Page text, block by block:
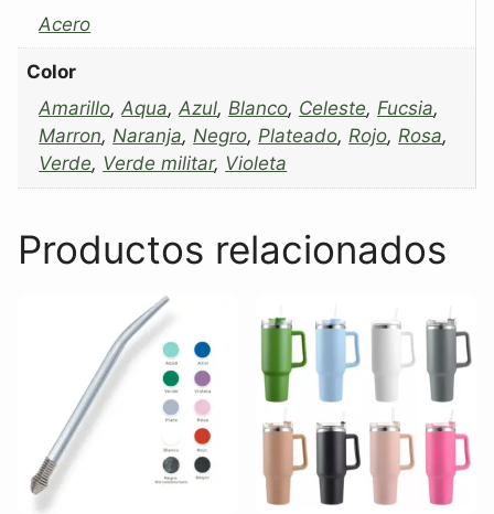
Acero
Color
Amarillo,Aqua,Azul,Blanco, Celeste,Fucsia,
Marron,Naranja,Negro,Plateado,Rojo,Rosa,
Verde, Verde militar, Violeta
Productos relacionados